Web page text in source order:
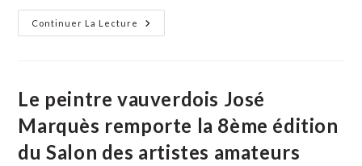
Continuer La Lecture
Chantal
Bastide :
Et
Aisance
Dans
Les
Aigus
Le peintre vauverdois José
Marquès remporte la 8ème édition
du Salon des artistes amateurs